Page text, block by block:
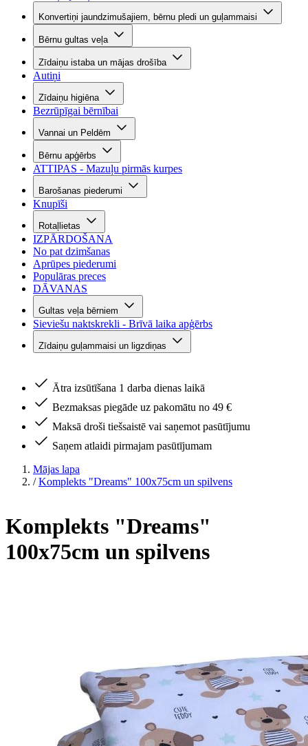
Konvertiņi jaundzimušajiem, bērnu pledi un guļammaisi
Bērnu gultas veļa
Zīdaiņu istaba un mājas drošība
Autiņi
Zīdaiņu higiēna
Bezrūpīgai bērnībai
Vannai un Peldēm
Bērnu apģērbs
ATTIPAS - Mazuļu pirmās kurpes
Barošanas piederumi
Knupīši
Rotaļlietas
IZPĀRDOŠANA
No pat dzimšanas
Aprūpes piederumi
Populāras preces
DĀVANAS
Gultas veļa bērniem
Sieviešu naktskrekli - Brīvā laika apģērbs
Zīdaiņu guļammaisi un ligzdiņas
Ātra izsūtīšana 1 darba dienas laikā
Bezmaksas piegāde uz pakomātu no 49 €
Maksā droši tiešsaistē vai saņemot pasūtījumu
Saņem atlaidi pirmajam pasūtījumam
Mājas lapa
/ Komplekts "Dreams" 100x75cm un spilvens
Komplekts "Dreams"
100x75cm un spilvens